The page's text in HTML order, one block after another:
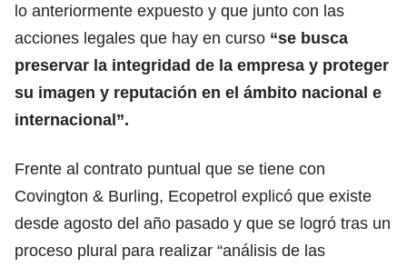
lo anteriormente expuesto y que junto con las
acciones legales que hay en curso “se busca
preservar la integridad de la empresa y proteger
su imagen y reputación en el ámbito nacional e
internacional”.
Frente al contrato puntual que se tiene con
Covington & Burling, Ecopetrol explicó que existe
desde agosto del año pasado y que se logró tras un
proceso plural para realizar “análisis de las